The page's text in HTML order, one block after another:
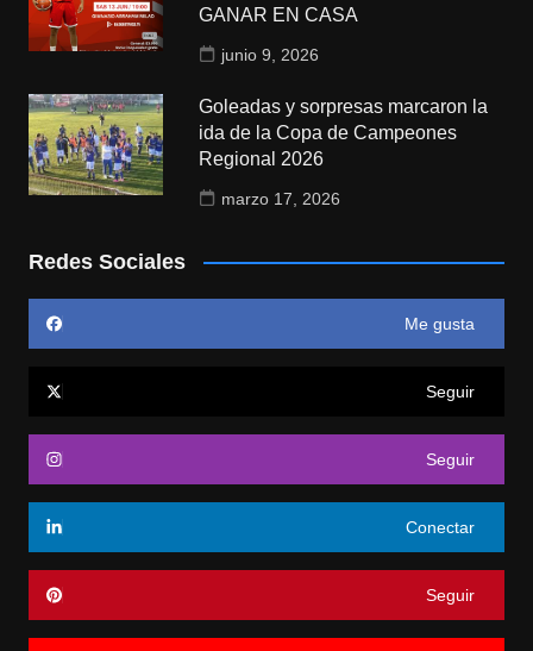
GANAR EN CASA
junio 9, 2026
Goleadas y sorpresas marcaron la
ida de la Copa de Campeones
Regional 2026
marzo 17, 2026
Redes Sociales
Me gusta
Seguir
Seguir
Conectar
Seguir